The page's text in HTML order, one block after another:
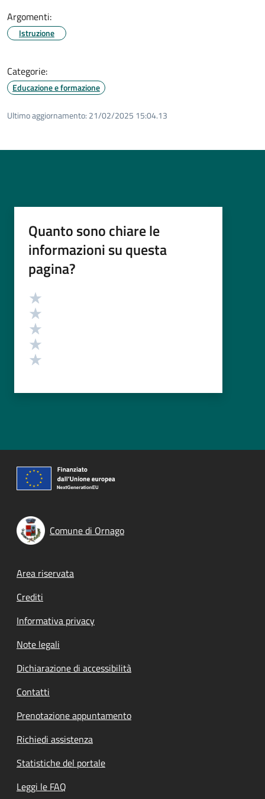
Argomenti:
Istruzione
Categorie:
Educazione e formazione
Ultimo aggiornamento: 21/02/2025 15:04.13
Quanto sono chiare le
informazioni su questa
pagina?
Valutazione
Comune di Ornago
Footer menu
Area riservata
Crediti
Informativa privacy
Note legali
Dichiarazione di accessibilità
Contatti
Prenotazione appuntamento
Richiedi assistenza
Statistiche del portale
Leggi le FAQ